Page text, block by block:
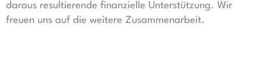
daraus resultierende finanzielle Unterstützung. Wir
freuen uns auf die weitere Zusammenarbeit.